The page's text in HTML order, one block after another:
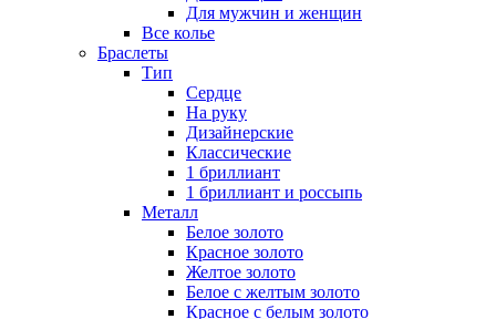
Для мужчин и женщин
Все колье
Браслеты
Тип
Сердце
На руку
Дизайнерские
Классические
1 бриллиант
1 бриллиант и россыпь
Металл
Белое золото
Красное золото
Желтое золото
Белое с желтым золото
Красное с белым золото